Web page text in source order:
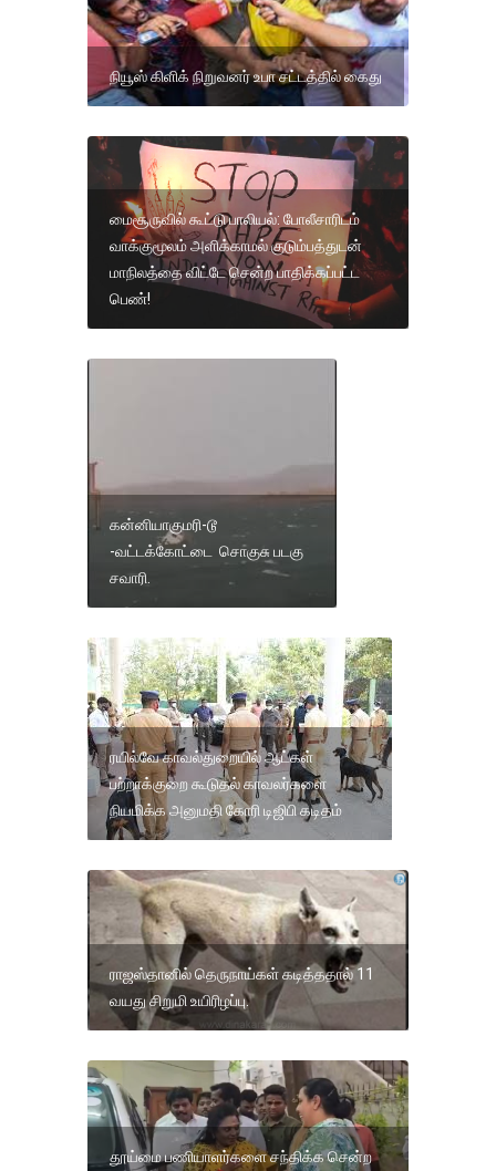
நியூஸ் கிளிக் நிறுவனர் உபா சட்டத்தில் கைது
மைசூருவில் கூட்டு பாலியல்: போலீசாரிடம்
வாக்குமூலம் அளிக்காமல் குடும்பத்துடன்
மாநிலத்தை விட்டே சென்ற பாதிக்கப்பட்ட
பெண்!
கன்னியாகுமரி-டூ
-வட்டக்கோட்டை சொகுசு படகு
சவாரி.
ரயில்வே காவல்துறையில் ஆட்கள்
பற்றாக்குறை கூடுதல் காவலர்களை
நியமிக்க அனுமதி கோரி டிஜிபி கடிதம்
ராஜஸ்தானில் தெருநாய்கள் கடித்ததால் 11
வயது சிறுமி உயிரிழப்பு.
தூய்மை பணியாளர்களை சந்திக்க சென்ற